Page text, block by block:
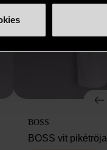
BOSS
BOSS vit pikétröja